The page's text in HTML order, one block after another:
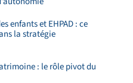
enfants et EHPAD : ce
la stratégie
: le rôle pivot du